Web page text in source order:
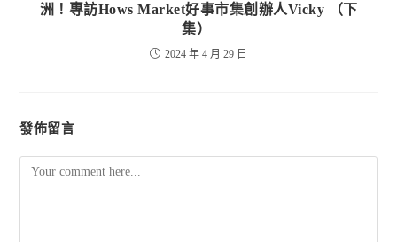
洲！專訪Hows Market好事市集創辦人Vicky （下
集）
2024 年 4 月 29 日
發佈留言
Comment